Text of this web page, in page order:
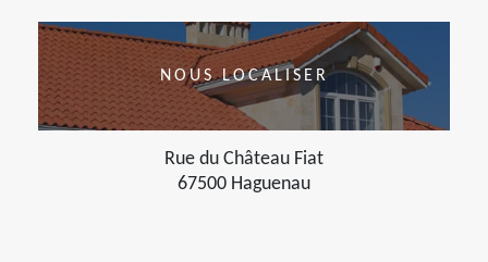
NOUS LOCALISER
Rue du Château Fiat
67500 Haguenau